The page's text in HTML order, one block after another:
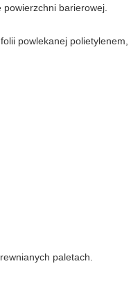
barierowej.
powlekanej
paletach.